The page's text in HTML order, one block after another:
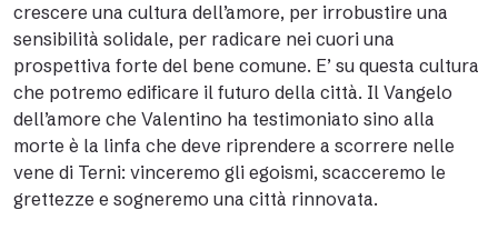
crescere una cultura dell’amore, per irrobustire una
sensibilità solidale, per radicare nei cuori una
prospettiva forte del bene comune. E’ su questa cultura
che potremo edificare il futuro della città. Il Vangelo
dell’amore che Valentino ha testimoniato sino alla
morte è la linfa che deve riprendere a scorrere nelle
vene di Terni: vinceremo gli egoismi, scacceremo le
grettezze e sogneremo una città rinnovata.